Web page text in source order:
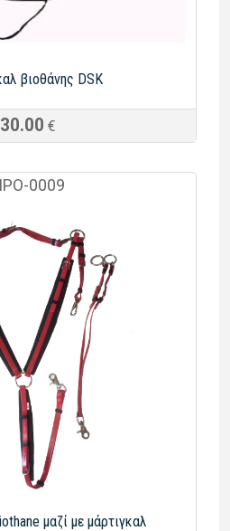
βιοθάνης DSK
30.00 €
0009
μαζί με μάρτιγκαλ